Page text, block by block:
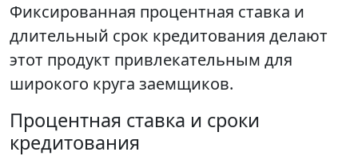
Фиксированная процентная ставка и
длительный срок кредитования делают
этот продукт привлекательным для
широкого круга заемщиков.
Процентная ставка и сроки
кредитования